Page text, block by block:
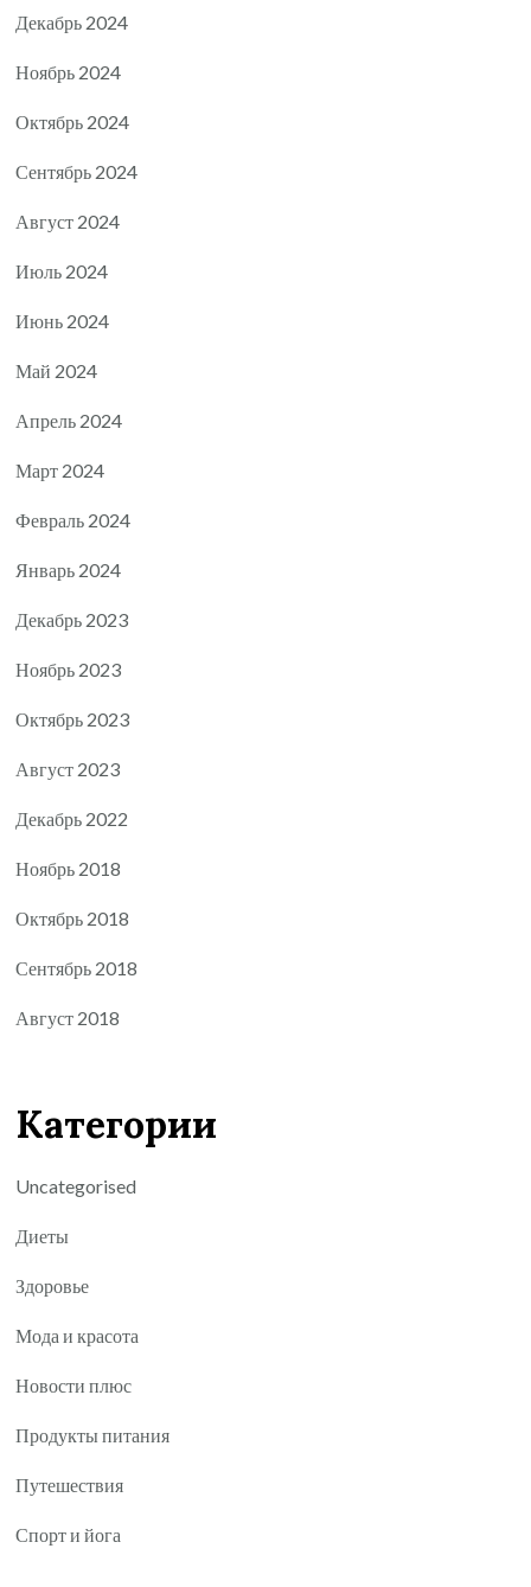
Декабрь 2024
Ноябрь 2024
Октябрь 2024
Сентябрь 2024
Август 2024
Июль 2024
Июнь 2024
Май 2024
Апрель 2024
Март 2024
Февраль 2024
Январь 2024
Декабрь 2023
Ноябрь 2023
Октябрь 2023
Август 2023
Декабрь 2022
Ноябрь 2018
Октябрь 2018
Сентябрь 2018
Август 2018
Категории
Uncategorised
Диеты
Здоровье
Мода и красота
Новости плюс
Продукты питания
Путешествия
Спорт и йога